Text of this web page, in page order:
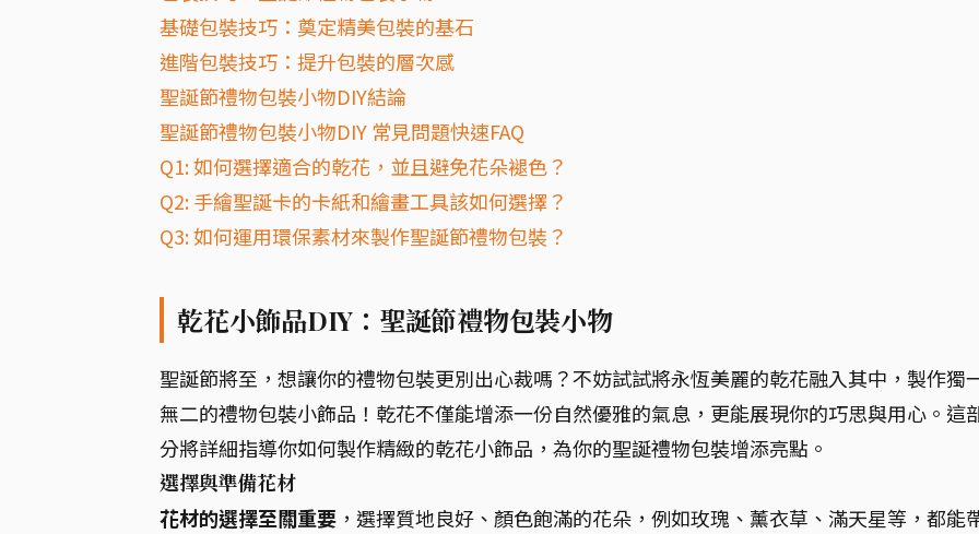
基礎包裝技巧：奠定精美包裝的基石
進階包裝技巧：提升包裝的層次感
聖誕節禮物包裝小物DIY結論
聖誕節禮物包裝小物DIY 常見問題快速FAQ
Q1: 如何選擇適合的乾花，並且避免花朵褪色？
Q2: 手繪聖誕卡的卡紙和繪畫工具該如何選擇？
Q3: 如何運用環保素材來製作聖誕節禮物包裝？
乾花小飾品DIY：聖誕節禮物包裝小物
聖誕節將至，想讓你的禮物包裝更別出心裁嗎？不妨試試將永恆美麗的乾花融入其中，製作獨
無二的禮物包裝小飾品！乾花不僅能增添一份自然優雅的氣息，更能展現你的巧思與用心。這
分將詳細指導你如何製作精緻的乾花小飾品，為你的聖誕禮物包裝增添亮點。
選擇與準備花材
花材的選擇至關重要 ，選擇質地良好、顏色飽滿的花朵，例如玫瑰、薰衣草、滿天星等，都能